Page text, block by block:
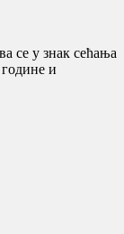
се у знак сећања
и